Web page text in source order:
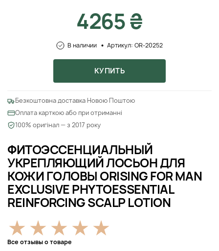
ФИТОЭССЕНЦИАЛЬНЫЙ
УКРЕПЛЯЮЩИЙ ЛОСЬОН ДЛЯ
КОЖИ ГОЛОВЫ ORISING FOR MAN
EXCLUSIVE PHYTOESSENTIAL
REINFORCING SCALP LOTION
Все отзывы о товаре
4265 ₴
В наличии Артикул: OR-20252
КУПИТЬ
Безкоштовна доставка Новою Поштою
Оплата карткою або при отриманні
100% оригінал — з 2017 року